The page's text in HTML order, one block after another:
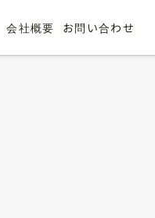
会社概要 お問い合わせ